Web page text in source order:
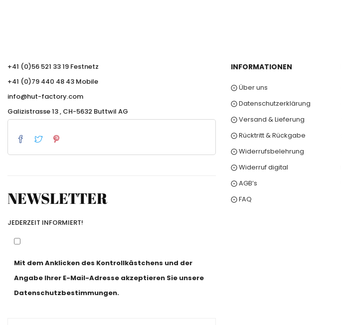
+41 (0)56 521 33 19 Festnetz
+41 (0)79 440 48 43 Mobile
info@hut-factory.com
Galizistrasse 13 , CH-5632 Buttwil AG
NEWSLETTER
JEDERZEIT INFORMIERT!
Mit dem Anklicken des Kontrollkästchens und der
Angabe Ihrer E-Mail-Adresse akzeptieren Sie unsere
Datenschutzbestimmungen.
INFORMATIONEN
⨀ Über uns
⨀ Datenschutzerklärung
⨀ Versand & Lieferung
⨀ Rücktritt & Rückgabe
⨀ Widerrufsbelehrung
⨀ Widerruf digital
⨀ AGB’s
⨀ FAQ